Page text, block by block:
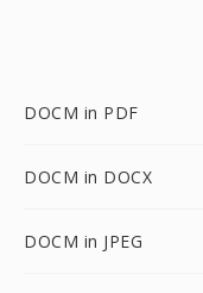
DOCM in PDF
DOCM in DOCX
DOCM in JPEG